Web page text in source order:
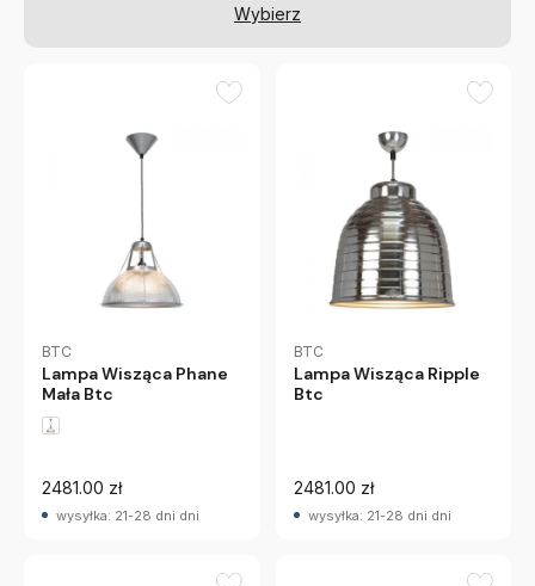
Wybierz
BTC
Lampa Wisząca Phane
Mała Btc
2481.00 zł
wysyłka: 21-28 dni dni
BTC
Lampa Wisząca Ripple
Btc
2481.00 zł
wysyłka: 21-28 dni dni